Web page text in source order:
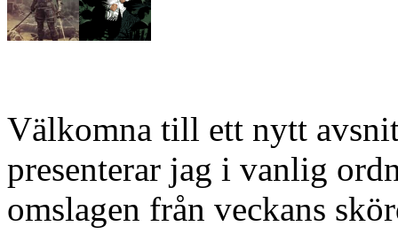
Välkomna till ett nytt
presenterar jag i vanlig
omslagen från veckans